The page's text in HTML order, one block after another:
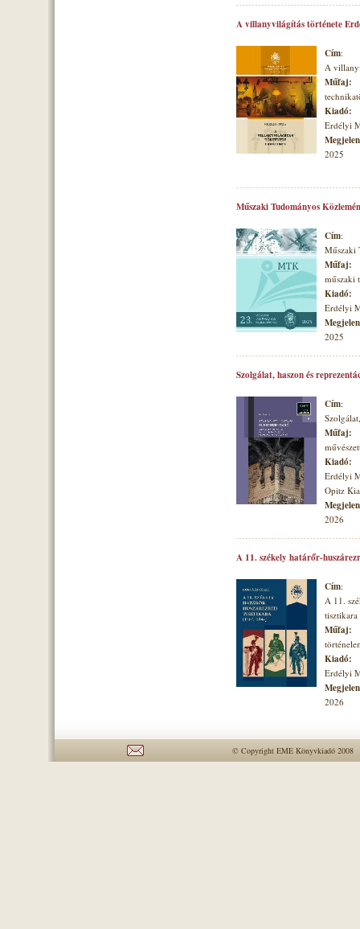
A villanyvilágítás története
Cím:
A
Műfaj:
Kiadó:
Erdélyi
2025
Műszaki Tudományos
Cím:
Műszaki
Műfaj:
műszaki
Kiadó:
Erdélyi
2025
Szolgálat, haszon és
Cím:
Műfaj:
Kiadó:
Erdélyi
Opitz
2026
A 11. székely határőr-
Cím:
A 11.
tisztikara
Műfaj:
Kiadó:
Erdélyi
2026
© Copyright EME Könyvkiadó 2008